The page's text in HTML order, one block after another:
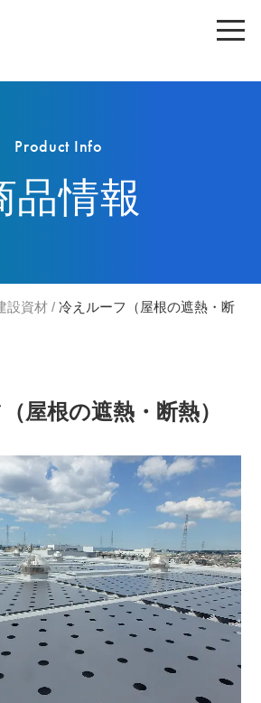
Product Info
品情報
設資材 /冷えルーフ（屋根の遮熱・断
屋根の遮熱・断熱）